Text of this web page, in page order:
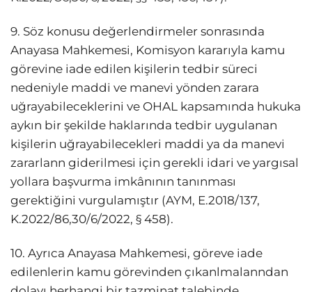
9. Söz konusu değerlendirmeler sonrasında
Anayasa Mahkemesi, Komisyon kararıyla kamu
görevine iade edilen kişilerin tedbir süreci
nedeniyle maddi ve manevi yönden zarara
uğrayabileceklerini ve OHAL kapsamında hukuka
aykın bir şekilde haklarında tedbir uygulanan
kişilerin uğrayabilecekleri maddi ya da manevi
zararlann giderilmesi için gerekli idari ve yargısal
yollara başvurma imkânının tanınması
gerektiğini vurgulamıştır (AYM, E.2018/137,
K.2022/86,30/6/2022, § 458).
10. Ayrıca Anayasa Mahkemesi, göreve iade
edilenlerin kamu görevinden çıkanlmalanndan